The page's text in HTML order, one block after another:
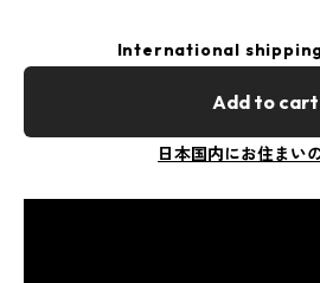
International
Add to cart
日本国内にお住まい